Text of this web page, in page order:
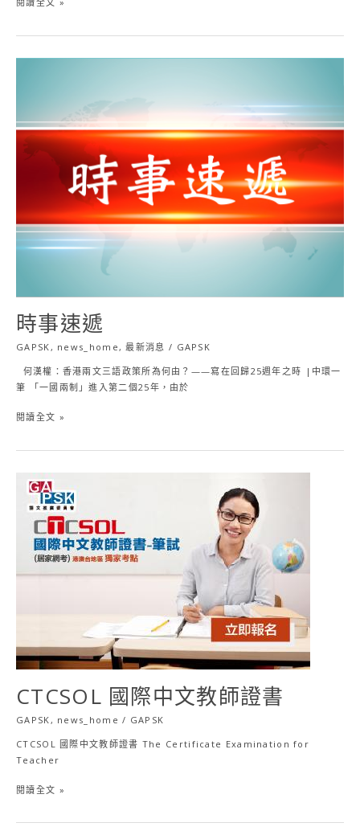
試
時事速遞
GAPSK, news_home,最新消息 / GAPSK
何漢權：香港兩文三語政策所為何由？——寫在回歸25週年之時 |中環一
筆 「一國兩制」進入第二個25年，由於
閱讀全文 »
CTCSOL 國際中文教師證書
GAPSK , news_home / GAPSK
CTCSOL 國際中文教師證書 The Certificate Examination for
Teacher
CTCSOL
師
閱讀全文 »